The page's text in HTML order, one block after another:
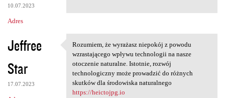
10.07.2023
Adres
Jeffree
Star
17.07.2023
Rozumiem, że wyrażasz
Rozumiem, że wyrażasz niepokój z powodu
wzrastającego wpływu technologii na nasze
otoczenie naturalne. Istotnie, rozwój
technologiczny może prowadzić do różnych
skutków dla środowiska naturalnego
https://heictojpg.io